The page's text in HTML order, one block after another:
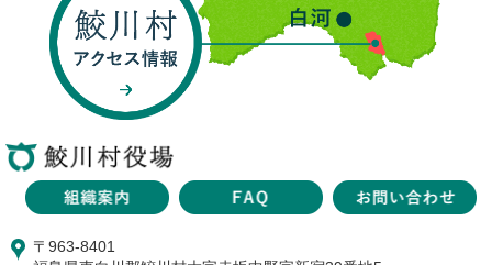
〒963-8401